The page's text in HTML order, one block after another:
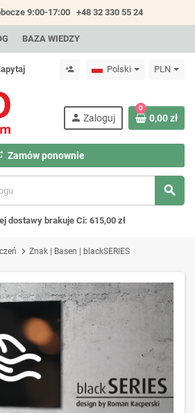
9:00-17:00 +48 32 330 55 24
BAZA WIEDZY
person_add Polski PLN
search
person Zaloguj
Zamów ponownie
0
0,00 zł
dostawy brakuje Ci: 615,00 zł
chevron_right Znak | Basen | blackSERIES